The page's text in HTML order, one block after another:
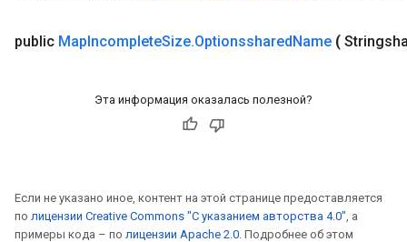
public MapIncompleteSize.OptionssharedName (
Эта информация оказалась полезной?
Если не указано иное, контент на этой странице предоставляется
по лицензии Creative Commons "С указанием авторства 4.0" , а
примеры кода – по лицензии Apache 2.0 . Подробнее об этом